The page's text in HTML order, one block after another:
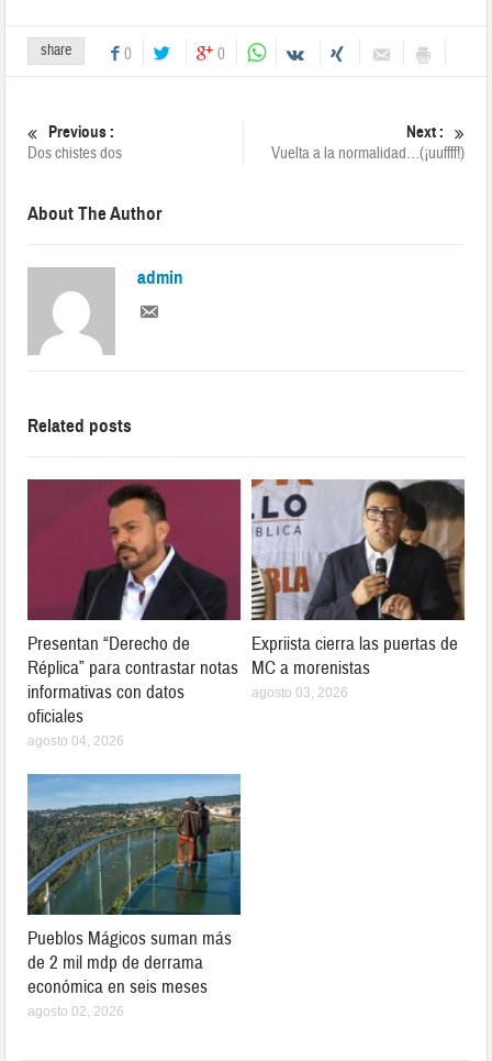
share 0 0
Previous :
Dos chistes dos
Next :
Vuelta a la normalidad…(¡uuffff!)
About The Author
admin
Related posts
Presentan “Derecho de
Réplica” para contrastar notas
informativas con datos
oficiales
agosto 04, 2026
Expriista cierra las puertas de
MC a morenistas
agosto 03, 2026
Pueblos Mágicos suman más
de 2 mil mdp de derrama
económica en seis meses
agosto 02, 2026